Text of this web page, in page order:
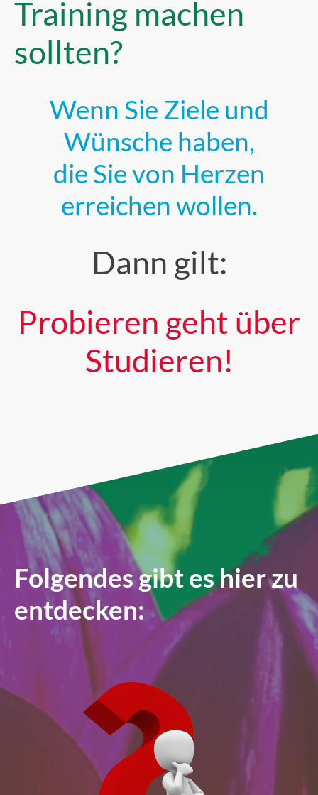
Training machen
sollten?
Wenn Sie Ziele und
Wünsche haben,
die Sie von Herzen
erreichen wollen.
Dann gilt:
Probieren geht über
Studieren!
Folgendes gibt es hier zu
entdecken: